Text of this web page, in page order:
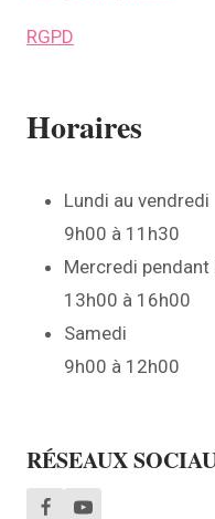
RGPD
Horaires
Lundi au vendredi
9h00 à 11h30
Mercredi
13h00 à 16h00
Samedi
9h00 à 12h00
RÉSEAUX